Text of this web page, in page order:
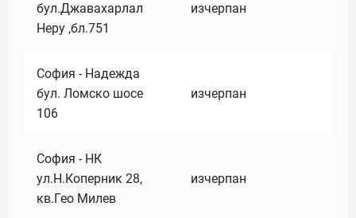
бул.Джавахарлал
Неру ,бл.751
изчерпан
София - Надежда
бул. Ломско шосе
106
изчерпан
София - НК
ул.Н.Коперник 28,
кв.Гео Милев
изчерпан